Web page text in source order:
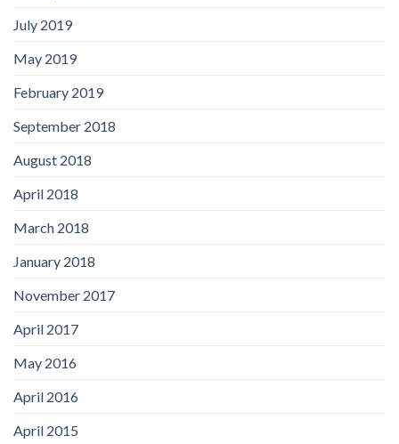
July 2019
May 2019
February 2019
September 2018
August 2018
April 2018
March 2018
January 2018
November 2017
April 2017
May 2016
April 2016
April 2015